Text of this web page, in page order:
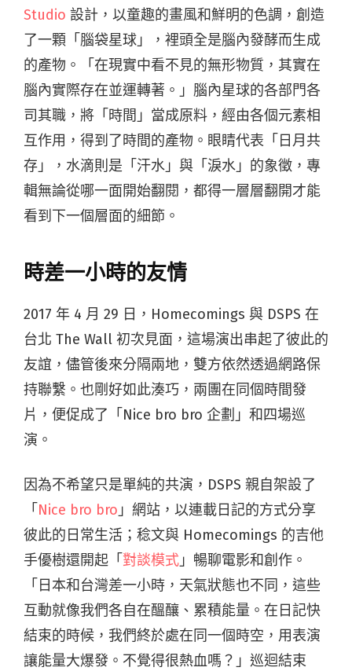
Studio 設計，以童趣的畫風和鮮明的色調，創造
了一顆「腦袋星球」，裡頭全是腦內發酵而生成
的產物。「在現實中看不見的無形物質，其實在
腦內實際存在並運轉著。」腦內星球的各部門各
司其職，將「時間」當成原料，經由各個元素相
互作用，得到了時間的產物。眼睛代表「日月共
存」，水滴則是「汗水」與「淚水」的象徵，專
輯無論從哪一面開始翻閱，都得一層層翻開才能
看到下一個層面的細節。
時差一小時的友情
2017 年 4 月 29 日，Homecomings 與 DSPS 在
台北 The Wall 初次見面，這場演出串起了彼此的
友誼，儘管後來分隔兩地，雙方依然透過網路保
持聯繫。也剛好如此湊巧，兩團在同個時間發
片，便促成了「Nice bro bro 企劃」和四場巡
演。
因為不希望只是單純的共演，DSPS 親自架設了
「 Nice bro bro 」網站，以連載日記的方式分享
彼此的日常生活；稔文與 Homecomings 的吉他
手優樹還開起「 對談模式 」暢聊電影和創作。
「日本和台灣差一小時，天氣狀態也不同，這些
互動就像我們各自在醞釀、累積能量。在日記快
結束的時候，我們終於處在同一個時空，用表演
讓能量大爆發。不覺得很熱血嗎？」巡迴結束